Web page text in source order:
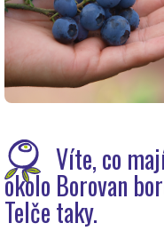
Víte, co
okolo Borovan
Telče taky.